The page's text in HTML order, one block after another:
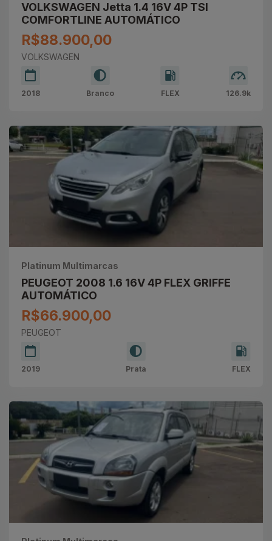
VOLKSWAGEN Jetta 1.4 16V 4P TSI
COMFORTLINE AUTOMÁTICO
R$88.900,00
VOLKSWAGEN
2018 Branco FLEX 126.9k
Platinum Multimarcas
PEUGEOT 2008 1.6 16V 4P FLEX GRIFFE
AUTOMÁTICO
R$66.900,00
PEUGEOT
2019 Prata FLEX